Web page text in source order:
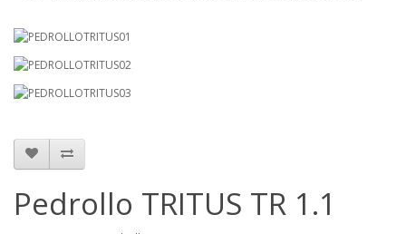
Pedrollo TRITUS TR 1.1